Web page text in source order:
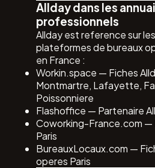
Allday dans les
professionnels
Allday est reference sur
plateformes de bureaux
en France :
Workin.space — Fiches
Montmartre, Lafayette,
Poissonniere
Flashoffice — Partenaire
Coworking-France.com —
Paris
BureauxLocaux.com —
operes Paris